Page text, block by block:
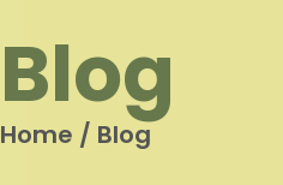
Blog
Home / Blog